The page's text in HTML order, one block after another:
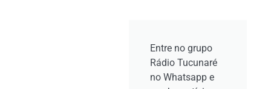
Entre no grupo
Rádio Tucunaré
no Whatsapp e